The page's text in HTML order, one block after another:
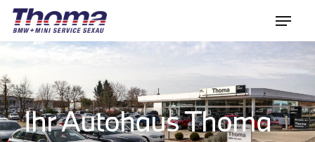
Ihr Autohaus Thoma